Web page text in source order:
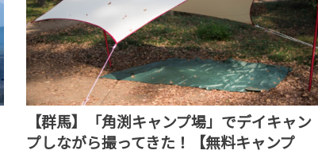
【群馬】「角渕キャンプ場」でデイキャン
プしながら撮ってきた！【無料キャンプ